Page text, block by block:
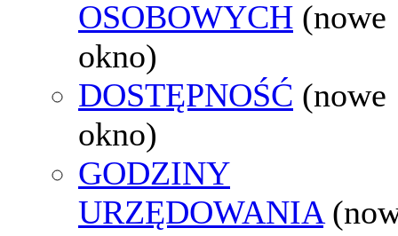
OSOBOWYCH (nowe
okno)
DOSTĘPNOŚĆ (nowe
okno)
GODZINY
URZĘDOWANIA